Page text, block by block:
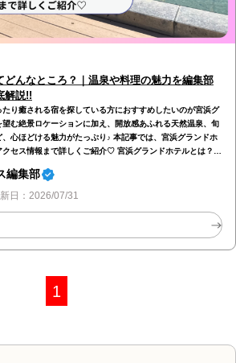
どんなところ？｜温泉や料理の魅力を編集部
解説!!
り癒される宿を探している方におすすめしたいのが宮浜グ
む絶景ロケーションに加え、開放感あふれる天然温泉、旬
心ほどける魅力がたっぷり♪ 本記事では、宮浜グランドホ
セス情報まで詳しくご紹介♡ 宮浜グランドホテルとは？
の自然豊かな場所に佇む老舗旅館として、長年多くの人に
旅館ならではの落ち着いた雰囲気があり、館内に入った瞬
うな心地よさがあります！昔ながらの温かなおもてなしを
編集部
日：2026/07/31
1